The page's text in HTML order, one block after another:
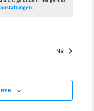
.
Mai